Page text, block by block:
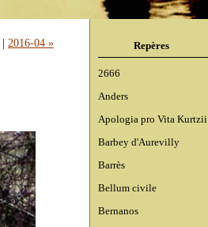
Repères
2666
Anders
Apologia pro Vita Kurtzii
Barbey d'Aurevilly
Barrès
Bellum civile
Bernanos
| 2016-04 »